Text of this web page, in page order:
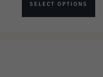
SELECT OPTIONS